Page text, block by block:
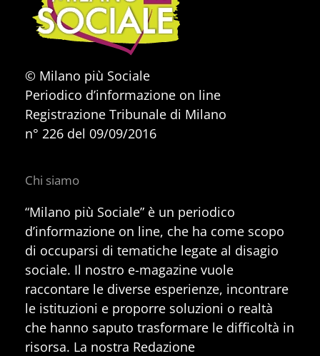
© Milano più Sociale
Periodico d’informazione on line
Registrazione Tribunale di Milano
n° 226 del 09/09/2016
Chi siamo
“Milano più Sociale” è un periodico
d’informazione on line, che ha come scopo
di occuparsi di tematiche legate al disagio
sociale. Il nostro e-magazine vuole
raccontare le diverse esperienze, incontrare
le istituzioni e proporre soluzioni o realtà
che hanno saputo trasformare le difficoltà in
risorsa. La nostra Redazione